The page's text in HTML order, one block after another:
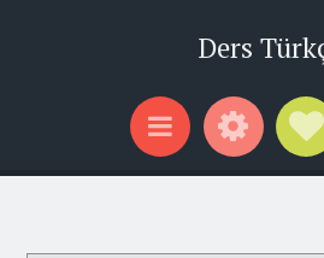
Ders
Menu Widgets